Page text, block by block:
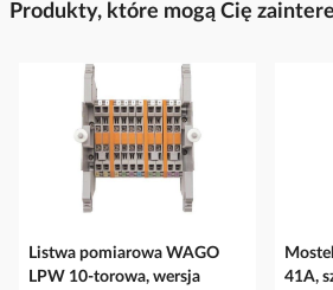
Produkty, które mogą Cię
Listwa pomiarowa WAGO
LPW 10-torowa, wersja
41A,